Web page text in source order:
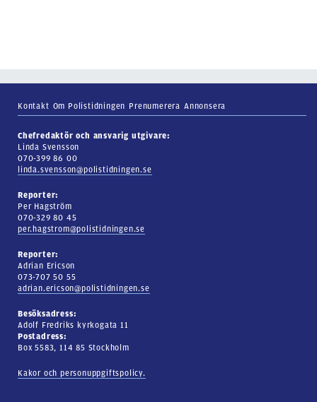
Kontakt Om Polistidningen Prenumerera Annonsera
Chefredaktör och ansvarig utgivare:
Linda Svensson
070-399 86 00
linda.svensson@polistidningen.se
Reporter:
Per Hagström
070-329 80 45
per.hagstrom@polistidningen.se
Reporter:
Adrian Ericson
073-707 50 55
adrian.ericson@polistidningen.se
Besöksadress:
Adolf Fredriks kyrkogata 11
Postadress:
Box 5583, 114 85 Stockholm
Kakor och personuppgiftspolicy.